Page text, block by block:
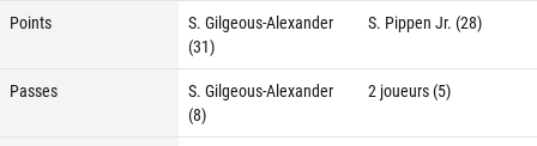
Points
S. Gilgeous-Alexander
(31)
S. Pippen Jr. (28)
Passes
S. Gilgeous-Alexander
(8)
2 joueurs (5)